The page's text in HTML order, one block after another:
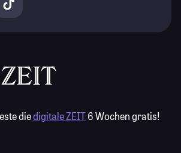
diedigitale ZEIT6 Wochen gratis!